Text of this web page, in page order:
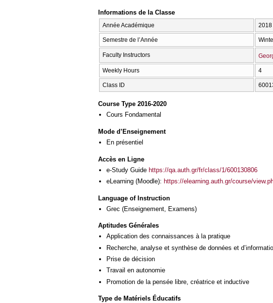
Informations de la Classe
Année Académique 2018
Semestre de l’Année
Faculty Instructors
Weekly Hours 4
Class ID
Course Type 2016-2020
Cours Fondamental
Mode d’Enseignement
En présentiel
Accès en Ligne
e-Study Guide https://qa.auth.gr/fr/class/1/600130806
eLearning (Moodle): https://elearning.auth.gr/course/
Language of Instruction
Grec (Enseignement, Examens)
Aptitudes Générales
Application des connaissances à la pratique
Recherche, analyse et synthèse de données et
Prise de décision
Travail en autonomie
Promotion de la pensée libre, créatrice et inductive
Type de Matériels Éducatifs